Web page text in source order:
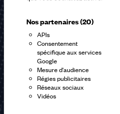
Nos partenaires(20)
APIs
Consentement
spécifique aux services
Google
Mesure d'audience
Régies publicitaires
Réseaux sociaux
Vidéos
En m'inscrivant à la newsletter,
lapolitique de